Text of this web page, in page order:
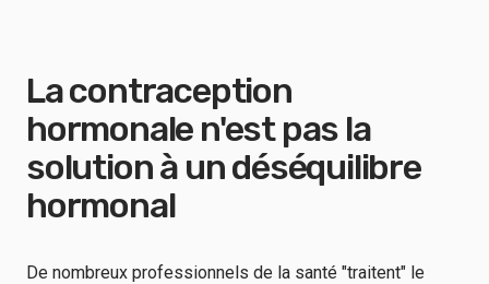
La contraception
hormonale n'est pas la
solution à un déséquilibre
hormonal
De nombreux professionnels de la santé "traitent" le